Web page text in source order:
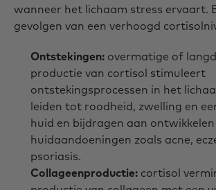
wanneer het lichaam stress ervaart.
gevolgen van een verhoogd
Ontstekingen: overmatige of
productie van cortisol stimuleert
ontstekingsprocessen in het
leiden tot roodheid, zwelling en
huid en bijdragen aan ontwikkelen
huidaandoeningen zoals acne,
psoriasis.
Collageenproductie: cortisol